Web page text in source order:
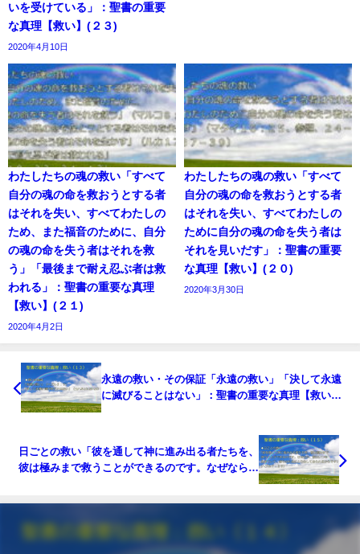
いを受けている」：聖書の重要
な真理【救い】(２３)
2020年4月10日
わたしたちの魂の救い「すべて
自分の魂の命を救おうとする者
はそれを失い、すべてわたしの
ため、また福音のために、自分
の魂の命を失う者はそれを救
う」「最後まで耐え忍ぶ者は救
われる」：聖書の重要な真理
【救い】(２１)
2020年4月2日
わたしたちの魂の救い「すべて
自分の魂の命を救おうとする者
はそれを失い、すべてわたしの
ために自分の魂の命を失う者は
それを見いだす」：聖書の重要
な真理【救い】(２０)
2020年3月30日
永遠の救い・その保証「永遠の救い」「決して永遠
に滅びることはない」：聖書の重要な真理【救い】
日ごとの救い「彼を通して神に進み出る者たちを、
彼は極みまで救うことができるのです。なぜなら、